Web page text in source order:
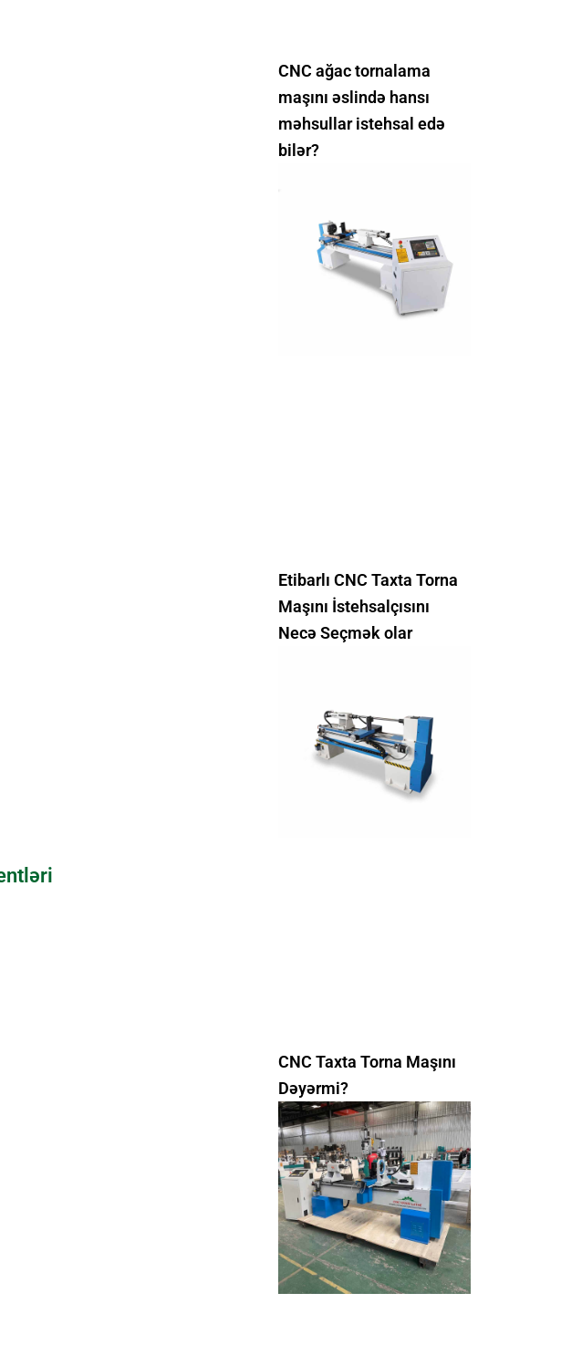
CNC ağac tornalama
maşını əslində hansı
məhsullar istehsal edə
bilər?
Etibarlı CNC Taxta Torna
Maşını İstehsalçısını
Necə Seçmək olar
CNC Taxta Torna Maşını
Dəyərmi?